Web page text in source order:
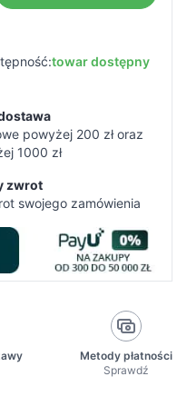
towar dostępny
powyżej 200 zł oraz
1000 zł
zwrot
swojego zamówienia
Metody płatności
Sprawdź